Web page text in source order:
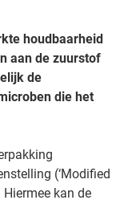
houdbaarheid
aan de zuurstof
de
die het
(‘Modified
kan de